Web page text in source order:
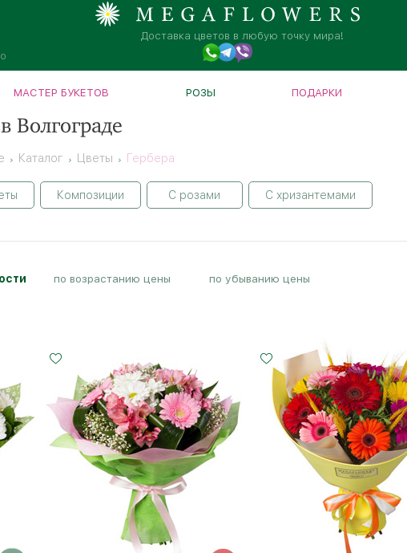
Доставка цветов в любую точку мира!
МАСТЕР БУКЕТОВ РОЗЫ ПОДАРКИ
Волгограде
Каталог Цветы Гербера
Композиции С розами С хризантемами
по возрастанию цены по убыванию цены
20 - 35 см